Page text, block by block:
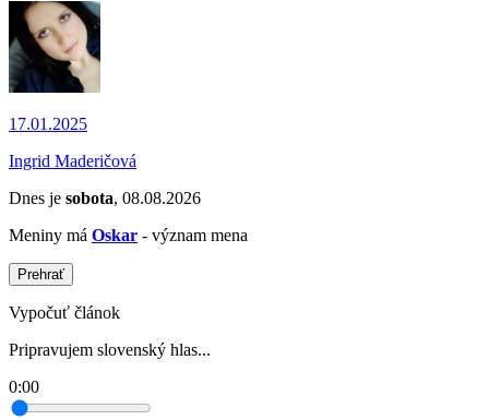
17.01.2025
Ingrid Maderičová
Dnes je sobota, 08.08.2026
Meniny má Oskar - význam mena
Prehrať
Vypočuť článok
Pripravujem slovenský hlas...
0:00